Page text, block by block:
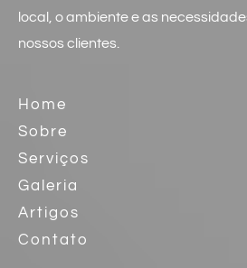
local, o ambiente e as
nossos clientes.
Home
Sobre
Serviços
Galeria
Artigos
Contato